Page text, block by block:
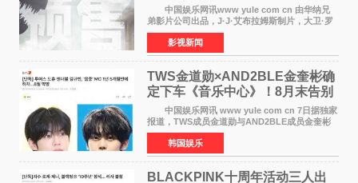
中国娱乐网讯www yule com cn 由华纳兄
弟影片公司出品，J·J·艾布拉姆斯制片，大卫·罗
伯特·米切尔执导，好莱坞巨星安妮·海瑟薇和伊万
·麦克格雷格领衔主演的2026暑期惊悚冒险大片
《逃出绝
影视新闻
TWS金道勋×AND2BLE金奎彬确
定下车《音乐中心》！8月末告别
MC席位
中国娱乐网讯 www yule com cn 7日据独家
报道，TWS成员金道勋与AND2BLE成员金奎彬
将于8月离开《音乐中心》MC的位置。 金道
勋与金奎彬于去年3月与H2H A-NA一起被选为
《音乐中心》MC，约1
韩国娱乐
BLACKPINK十周年活动三人出